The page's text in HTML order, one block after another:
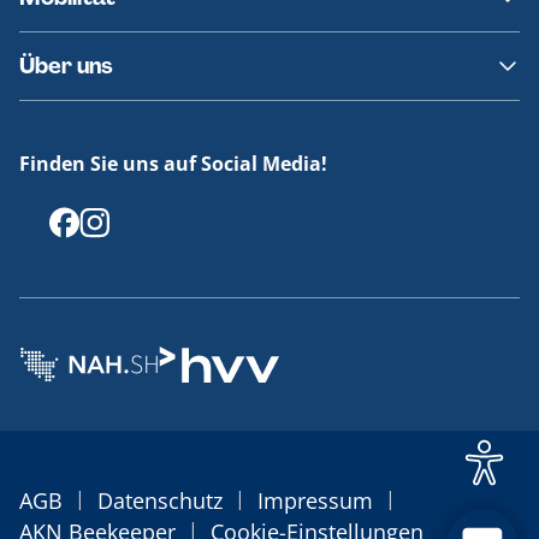
Fundsachen
Häufige Fragen
Barrierefreies Reisen
Erklärung Barrierefreiheit
Über uns
Offenlegungen
Finden Sie uns auf Social Media!
AGB | Datenschutz | Impressum |
AKN Beekeeper | Cookie-Einstellungen